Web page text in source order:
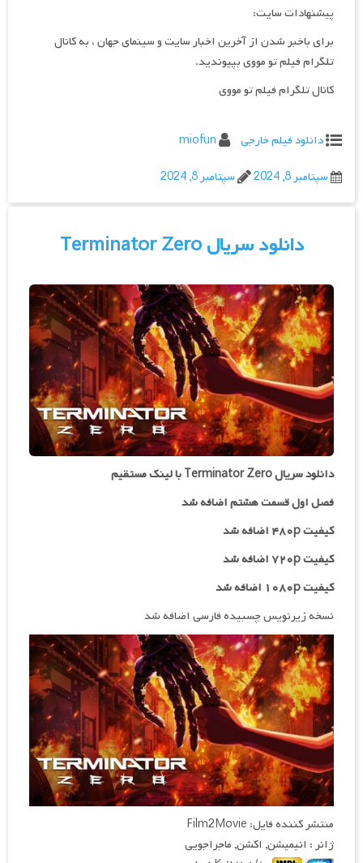
پیشنهادات سایت:
برای باخبر شدن از آخرین اخبار سایت و سینمای جهان ، به کانال
تلگرام فیلم تو مووی بپیوندید.
کانال تلگرام فیلم تو مووی
دانلود فیلم خارجی
miofun
سپتامبر 8, 2024
سپتامبر 8, 2024
دانلود سریال Terminator Zero
دانلود سریال Terminator Zero با لینک مستقیم
فصل اول قسمت هشتم اضافه شد
کیفیت ۴۸۰p اضافه شد
کیفیت ۷۲۰p
اضافه شد
کیفیت ۱۰۸۰p اضافه شد
نسخه زیرنویس چسبیده فارسی اضافه شد
منتشر کننده فایل: Film2Movie
ژانر : انیمیشن, اکشن, ماجراجویی